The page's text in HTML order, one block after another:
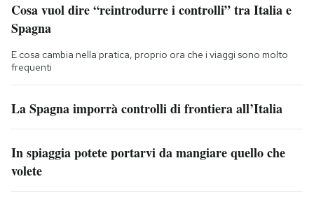
Cosa vuol dire “reintrodurre i controlli” tra Italia e
Spagna
E cosa cambia nella pratica, proprio ora che i viaggi sono molto
frequenti
La Spagna imporrà controlli di frontiera all’Italia
In spiaggia potete portarvi da mangiare quello che
volete